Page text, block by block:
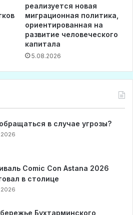
реализуется новая
миграционная политика,
ориентированная на
развитие человеческого
капитала
5.08.2026
в случае угрозы?
Comic Con Astana 2026
в столице
Бухтарминского